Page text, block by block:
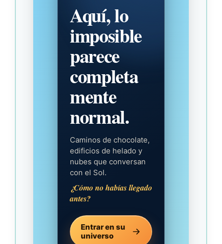
Aquí, lo
imposible
parece
completa
mente
normal.
Caminos de chocolate,
edificios de helado y
nubes que conversan
con el Sol.
¿Cómo no habías llegado
antes?
Entrar en su
universo